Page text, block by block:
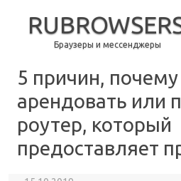
Браузеры и мессенджеры
5 причин, почему
арендовать или
роутер, который
предоставляет